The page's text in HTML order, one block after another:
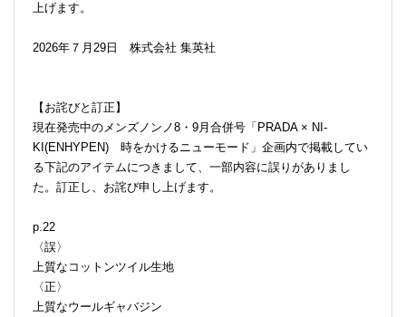
上げます。
2026年７月29日 株式会社 集英社
【お詫びと訂正】
現在発売中のメンズノンノ8・9月合併号「PRADA × NI-
KI(ENHYPEN) 時をかけるニューモード」企画内で掲載してい
る下記のアイテムにつきまして、一部内容に誤りがありまし
た。訂正し、お詫び申し上げます。
p.22
〈誤〉
上質なコットンツイル生地
〈正〉
上質なウールギャバジン